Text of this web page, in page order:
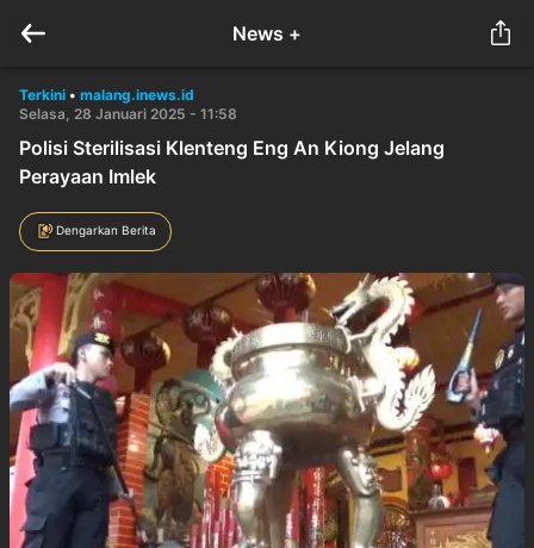
News +
Terkini • malang.inews.id
Selasa, 28 Januari 2025 - 11:58
Polisi Sterilisasi Klenteng Eng An Kiong Jelang
Perayaan Imlek
Dengarkan Berita